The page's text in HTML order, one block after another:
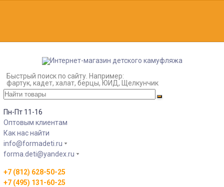
Быстрый поиск по сайту. Например:
фартук, кадет, халат, берцы, ЮИД, Щелкунчик
Пн-Пт 11-16
Оптовым клиентам
Как нас найти
info@formadeti.ru
forma.deti@yandex.ru
+7 (812) 628-50-25
+7 (495) 131-60-25